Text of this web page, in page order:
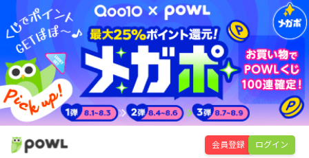
会員登録 ログイン